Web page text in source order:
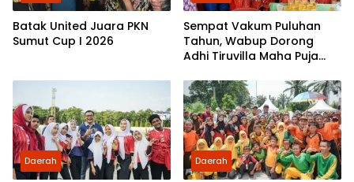
Batak United Juara PKN
Sumut Cup I 2026
Sempat Vakum Puluhan
Tahun, Wabup Dorong
Adhi Tiruvilla Maha Puja
Daerah Daerah